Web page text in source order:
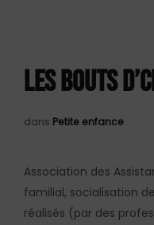
LES BOUTS
dans Petite enfance
Association des
familial, socialisation
réalisés (par des